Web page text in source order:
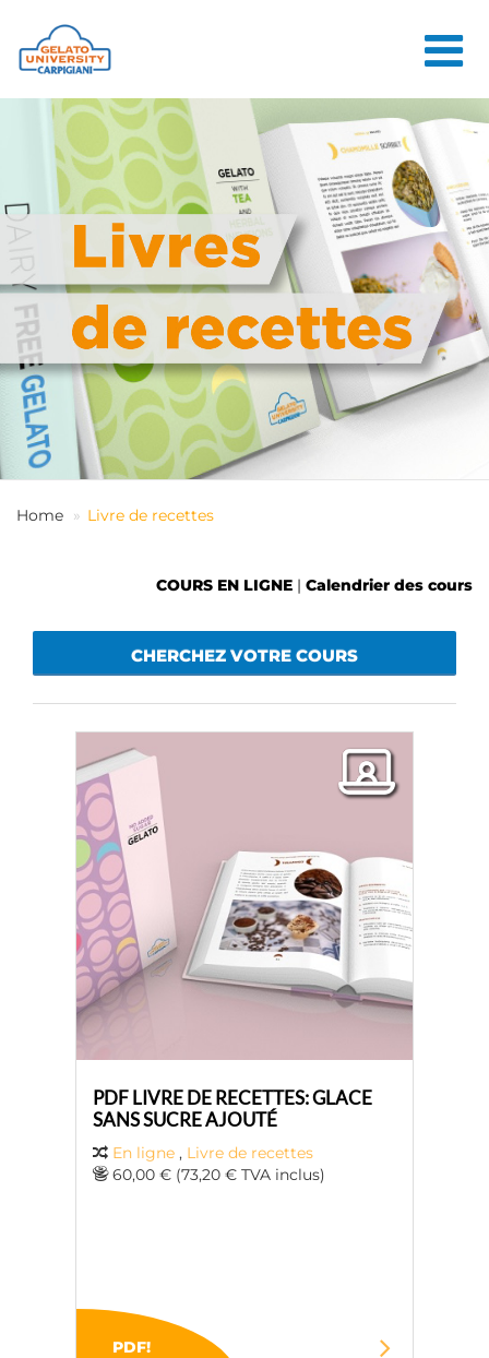
HOME
L'ÉCOLE
COURS EN
LIGNE
COURS
CONSEILS
CONTACTS
LOGIN
FR
Home Livre de recettes
COURS EN LIGNE | Calendrier des cours
CHERCHEZ VOTRE COURS
PDF LIVRE DE RECETTES: GLACE
SANS SUCRE AJOUTÉ
En ligne , Livre de recettes
60,00 € (73,20 € TVA inclus)
PDF!